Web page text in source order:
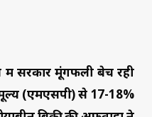
में सरकार मूंगफली बेच रही
(एमएसपी) से 17-18%